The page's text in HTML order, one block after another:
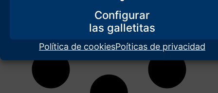
Configurar
Política de cookiesPoíticas de privacidad